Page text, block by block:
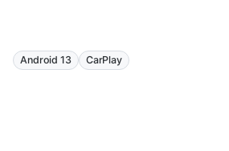
Android 13 CarPlay